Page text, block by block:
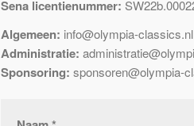
Sena licentienummer:
Algemeen: info@olympia-classics.nl
Administratie:
Sponsoring: sponsoren@olympia-